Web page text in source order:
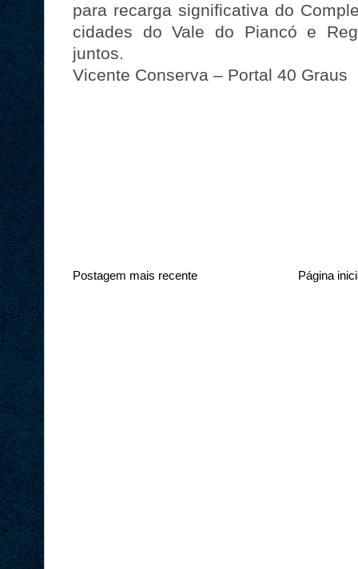
para recarga significativa do
cidades do Vale do Piancó e
juntos.
Vicente Conserva – Portal 40 Graus
Postagem mais recente Página